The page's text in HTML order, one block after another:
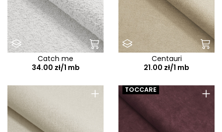
Catch me
34.00 zł/1 mb
Centauri
21.00 zł/1 mb
+ +
TOCCARE